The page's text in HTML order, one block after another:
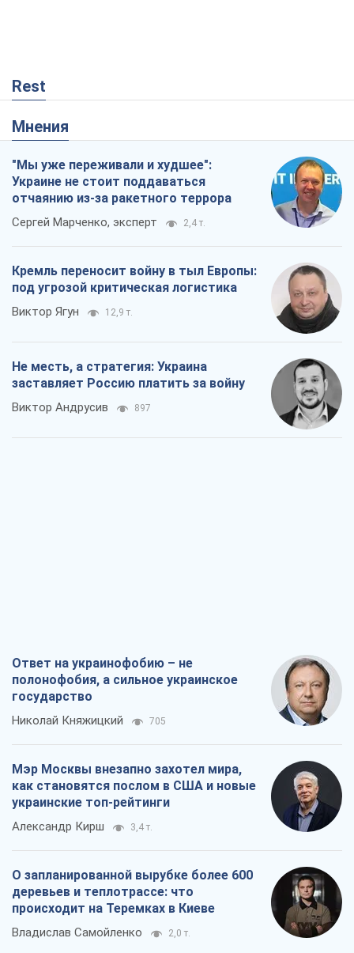
Rest
Мнения
"Мы уже переживали и худшее":
Украине не стоит поддаваться
отчаянию из-за ракетного террора
Сергей Марченко, эксперт 2,4 т.
Кремль переносит войну в тыл Европы:
под угрозой критическая логистика
Виктор Ягун 12,9 т.
Не месть, а стратегия: Украина
заставляет Россию платить за войну
Виктор Андрусив 897
Ответ на украинофобию – не
полонофобия, а сильное украинское
государство
Николай Княжицкий 705
Мэр Москвы внезапно захотел мира,
как становятся послом в США и новые
украинские топ-рейтинги
Александр Кирш 3,4 т.
О запланированной вырубке более 600
деревьев и теплотрассе: что
происходит на Теремках в Киеве
Владислав Самойленко 2,0 т.